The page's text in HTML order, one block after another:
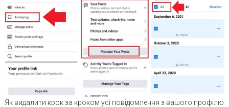
Як видалити крок за кроком усі повідомлення з вашого профілю